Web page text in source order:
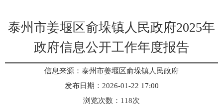
泰州市姜堰区俞垛镇人民政府2025年
政府信息公开工作年度报告
信息来源：泰州市姜堰区俞垛镇人民政府
发布日期：2026-01-22 17:00
浏览次数： 118次